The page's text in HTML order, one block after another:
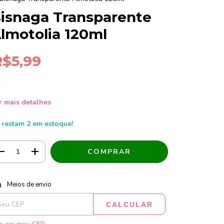
Transparente
120ml
mais detalhes
restam 2em estoque!
para o CEP:
Meios de envio
CALCULAR